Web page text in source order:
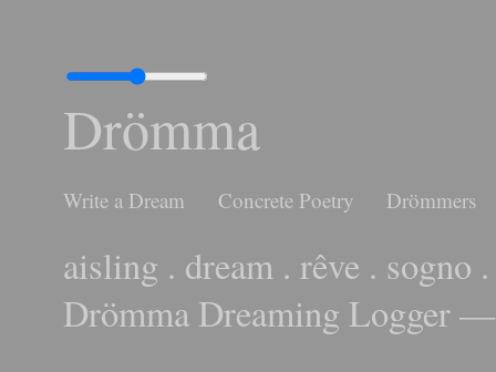
Drömma
Write a Dream Concrete Poetry Drömmers
aisling . dream . rêve . sogno
Drömma Dreaming Logger